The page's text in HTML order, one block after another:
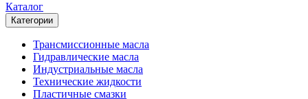
Каталог
Категории
Трансмиссионные масла
Гидравлические масла
Индустриальные масла
Технические жидкости
Пластичные смазки